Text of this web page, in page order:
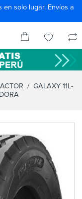
en solo lugar. Envíos a
/ GALAXY 11L-